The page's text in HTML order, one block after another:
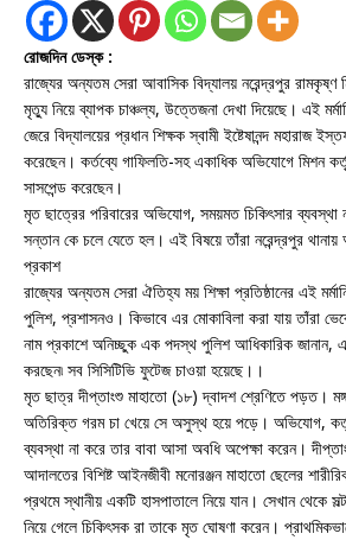
রোজদিন ডেস্ক :
রাজ্যের অন্যতম সেরা আবাসিক বিদ্যালয় নরেন্দ্রপুর
মৃত্যু নিয়ে ব্যাপক চাঞ্চল্য, উত্তেজনা দেখা দিয়েছে। এই
জেরে বিদ্যালয়ের প্রধান শিক্ষক স্বামী ইষ্টেষানন্দ মহারাজ
করেছেন। কর্তব্যে গাফিলতি-সহ একাধিক অভিযোগে মিশন
সাসপেন্ড করেছেন।
মৃত ছাত্রের পরিবারের অভিযোগ, সময়মত চিকিৎসার ব্যবস্থা
সন্তান কে চলে যেতে হল। এই বিষয়ে তাঁরা নরেন্দ্রপুর
প্রকাশ
রাজ্যের অন্যতম সেরা ঐতিহ্য ময় শিক্ষা প্রতিষ্ঠানের এই
পুলিশ, প্রশাসনও। কিভাবে এর মোকাবিলা করা যায় তাঁরা
নাম প্রকাশে অনিচ্ছুক এক পদস্থ পুলিশ আধিকারিক জানান,
করছেন৷ সব সিসিটিভি ফুটেজ চাওয়া হয়েছে।।
মৃত ছাত্র দীপ্তাংশু মাহাতো (১৮) দ্বাদশ শ্রেণিতে পড়ত।
অতিরিক্ত গরম চা খেয়ে সে অসুস্থ হয়ে পড়ে। অভিযোগ,
ব্যবস্থা না করে তার বাবা আসা অবধি অপেক্ষা করেন।
আদালতের বিশিষ্ট আইনজীবী মনোরঞ্জন মাহাতো ছেলের
প্রথমে স্থানীয় একটি হাসপাতালে নিয়ে যান। সেখান থেকে
নিয়ে গেলে চিকিৎসক রা তাকে মৃত ঘোষণা করেন।